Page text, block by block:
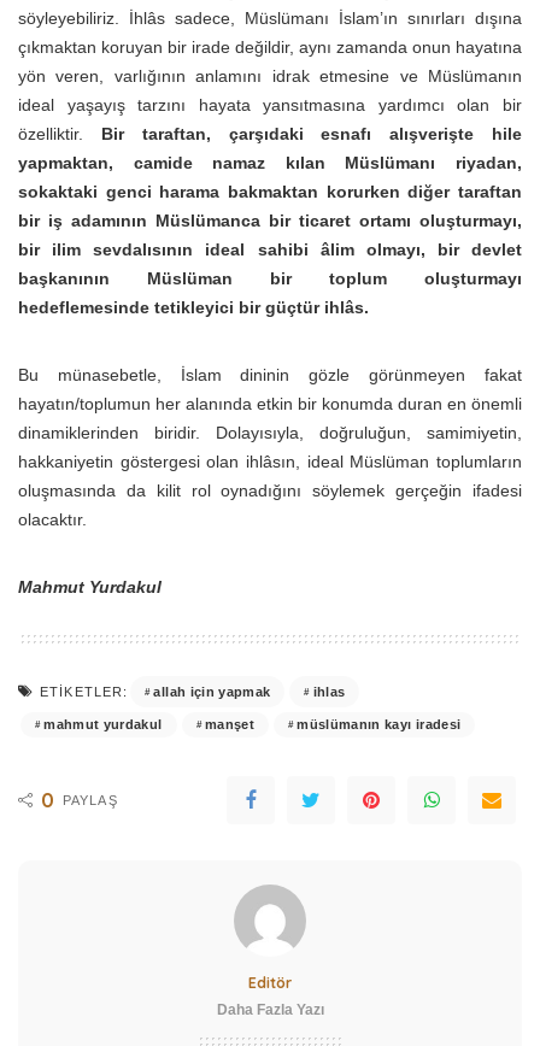
söyleyebiliriz. İhlâs sadece, Müslümanı İslam’ın sınırları dışına
çıkmaktan koruyan bir irade değildir, aynı zamanda onun hayatına
yön veren, varlığının anlamını idrak etmesine ve Müslümanın
ideal yaşayış tarzını hayata yansıtmasına yardımcı olan bir
özelliktir. Bir taraftan, çarşıdaki esnafı alışverişte hile
yapmaktan, camide namaz kılan Müslümanı riyadan,
sokaktaki genci harama bakmaktan korurken diğer taraftan
bir iş adamının Müslümanca bir ticaret ortamı oluşturmayı,
bir ilim sevdalısının ideal sahibi âlim olmayı, bir devlet
başkanının Müslüman bir toplum oluşturmayı
hedeflemesinde tetikleyici bir güçtür ihlâs.
Bu münasebetle, İslam dininin gözle görünmeyen fakat
hayatın/toplumun her alanında etkin bir konumda duran en önemli
dinamiklerinden biridir. Dolayısıyla, doğruluğun, samimiyetin,
hakkaniyetin göstergesi olan ihlâsın, ideal Müslüman toplumların
oluşmasında da kilit rol oynadığını söylemek gerçeğin ifadesi
olacaktır.
Mahmut Yurdakul
ETIKETLER: allah için yapmak ihlas
mahmut yurdakul manşet müslümanın kayı iradesi
0 PAYLAŞ
Editör
Daha Fazla Yazı